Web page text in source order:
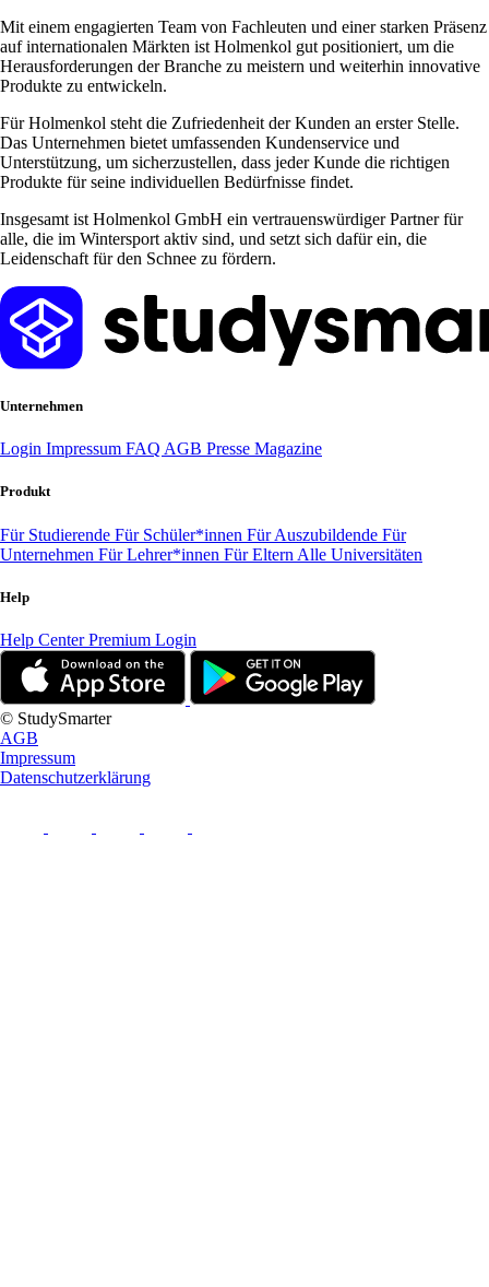
Mit einem engagierten Team von Fachleuten und einer starken Präsenz
auf internationalen Märkten ist Holmenkol gut positioniert, um die
Herausforderungen der Branche zu meistern und weiterhin innovative
Produkte zu entwickeln.
Für Holmenkol steht die Zufriedenheit der Kunden an erster Stelle.
Das Unternehmen bietet umfassenden Kundenservice und
Unterstützung, um sicherzustellen, dass jeder Kunde die richtigen
Produkte für seine individuellen Bedürfnisse findet.
Insgesamt ist Holmenkol GmbH ein vertrauenswürdiger Partner für
alle, die im Wintersport aktiv sind, und setzt sich dafür ein, die
Leidenschaft für den Schnee zu fördern.
Unternehmen
Login Impressum FAQ AGB Presse Magazine
Produkt
Für Studierende Für Schüler*innen Für Auszubildende Für
Unternehmen Für Lehrer*innen Für Eltern Alle Universitäten
Help
Help CenterPremium Login
© StudySmarter
AGB
Impressum
Datenschutzerklärung